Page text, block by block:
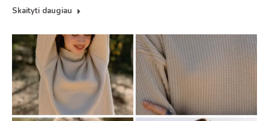
Skaityti daugiau